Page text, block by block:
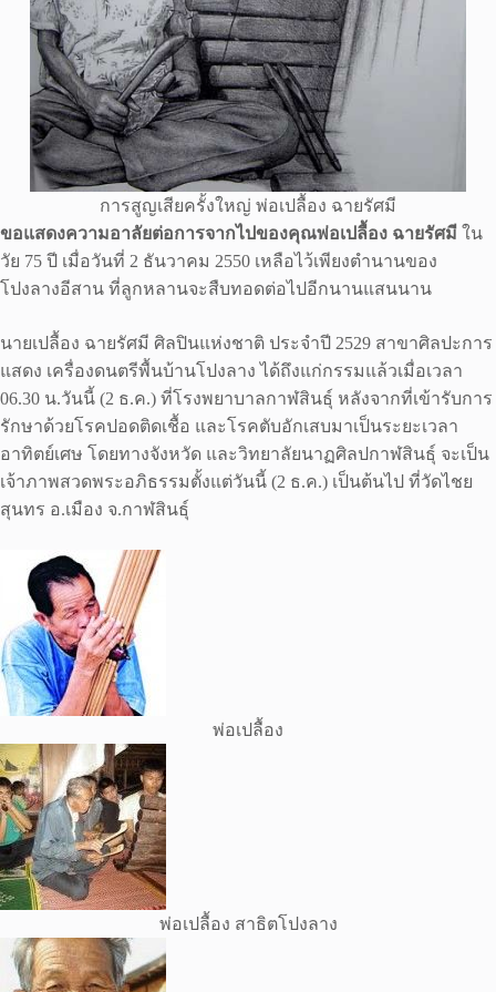
การสูญเสียครั้งใหญ่ พ่อเปลื้อง ฉายรัศมี
ขอแสดงความอาลัยต่อการจากไปของคุณพ่อเปลื้อง ฉายรัศมี ใน
วัย 75 ปี เมื่อวันที่ 2 ธันวาคม 2550 เหลือไว้เพียงตำนานของ
โปงลางอีสาน ที่ลูกหลานจะสืบทอดต่อไปอีกนานแสนนาน
นายเปลื้อง ฉายรัศมี ศิลปินแห่งชาติ ประจำปี 2529 สาขาศิลปะการ
แสดง เครื่องดนตรีพื้นบ้านโปงลาง ได้ถึงแก่กรรมแล้วเมื่อเวลา
06.30 น.วันนี้ (2 ธ.ค.) ที่โรงพยาบาลกาฬสินธุ์ หลังจากที่เข้ารับการ
รักษาด้วยโรคปอดติดเชื้อ และโรคตับอักเสบมาเป็นระยะเวลา
อาทิตย์เศษ โดยทางจังหวัด และวิทยาลัยนาฏศิลปกาฬสินธุ์ จะเป็น
เจ้าภาพสวดพระอภิธรรมตั้งแต่วันนี้ (2 ธ.ค.) เป็นต้นไป ที่วัดไชย
สุนทร อ.เมือง จ.กาฬสินธุ์
พ่อเปลื้อง
พ่อเปลื้อง สาธิตโปงลาง